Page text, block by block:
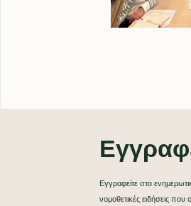
Εγγραφείτε στο
νομοθετικές ειδήσεις